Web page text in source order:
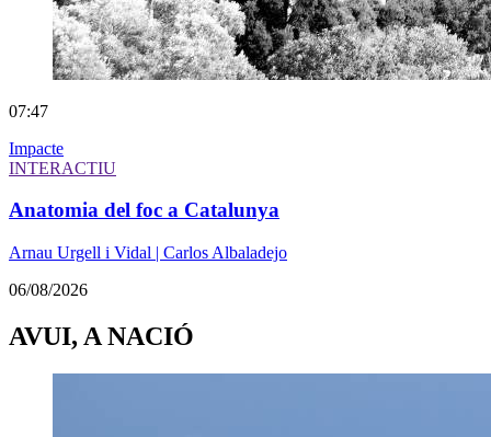
07:47
Impacte
INTERACTIU
Anatomia del foc a Catalunya
Arnau Urgell i Vidal | Carlos Albaladejo
06/08/2026
AVUI, A NACIÓ